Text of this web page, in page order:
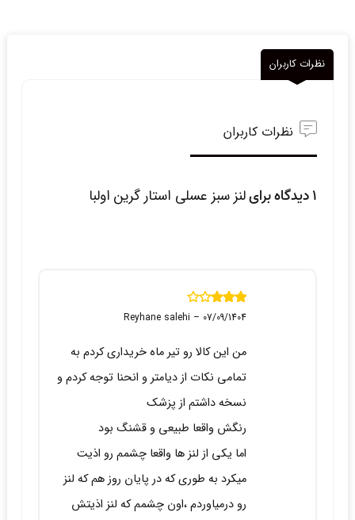
نظرات کاربران
نظرات کاربران
1 دیدگاه برای لنز سبز عسلی استار گرین اولبا
نمره3
از 5 Reyhane salehi – 07/09/1404
من این کالا رو تیر ماه خریداری کردم به
تمامی نکات از دیامتر و انحنا توجه کردم و
نسخه داشتم از پزشک
رنگش واقعا طبیعی و قشنگ بود
اما یکی از لنز ها واقعا چشمم رو اذیت
میکرد به طوری که در پایان روز هم که لنز
رو درمیاوردم ،اون چشمم که لنز اذیتش